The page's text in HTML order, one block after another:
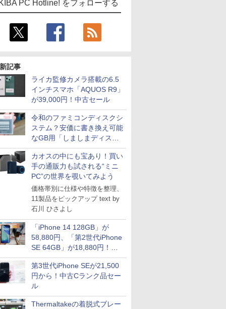
PC Hotline! をフォローする
記事
ライカ監修カメラ搭載の6.5
インチスマホ「AQUOS R9」
が39,000円！中古セール
令和のファミコンディスクシ
ステム？安価に書き換え可能
なGB用「しましまディスク
システム」
カオスの中にも宝あり！買い
手の通販力も試される“ミニ
PC”の世界を覗いてみよう
価格帯別に仕様や特徴を整理、
11製品をピックアップ text by
石川 ひさよし
「iPhone 14 128GB」が
58,880円、「第2世代iPhone
SE 64GB」が18,880円！中
古Bランク品セール
第3世代iPhone SEが21,500
円から！中古Cランク品セー
ル
Thermaltakeの着脱式ブレー